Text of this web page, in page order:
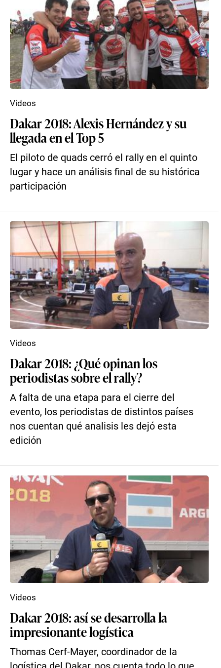
Dakar 2018: Alexis Hernández y su
llegada en el Top 5
El piloto de quads cerró el rally en el quinto
lugar y hace un análisis final de su histórica
participación
Videos
Dakar 2018: ¿Qué opinan los
periodistas sobre el rally?
A falta de una etapa para el cierre del
evento, los periodistas de distintos países
nos cuentan qué analisis les dejó esta
edición
Videos
Dakar 2018: así se desarrolla la
impresionante logística
Thomas Cerf-Mayer, coordinador de la
Videos